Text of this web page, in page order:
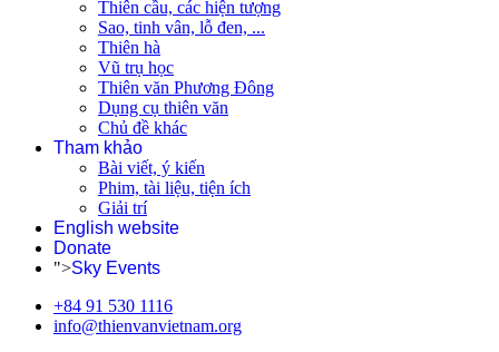
Thiên cầu, các hiện tượng
Sao, tinh vân, lỗ đen, ...
Thiên hà
Vũ trụ học
Thiên văn Phương Đông
Dụng cụ thiên văn
Chủ đề khác
Tham khảo
Bài viết, ý kiến
Phim, tài liệu, tiện ích
Giải trí
English website
Donate
">Sky Events
+84 91 530 1116
info@thienvanvietnam.org